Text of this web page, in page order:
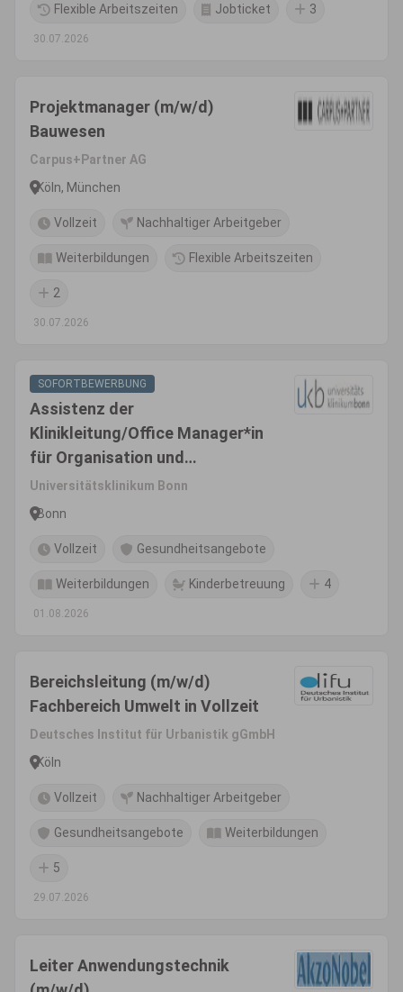
Flexible Arbeitszeiten Jobticket 3
30.07.2026
Projektmanager (m/w/d)
Bauwesen
Carpus+Partner AG
Köln, München
Vollzeit Nachhaltiger Arbeitgeber
Weiterbildungen Flexible Arbeitszeiten
2
30.07.2026
SOFORTBEWERBUNG
Assistenz der
Klinikleitung/Office Manager*in
für Organisation und
Digitalisierung (m/w/d)
Universitätsklinikum Bonn
Bonn
Vollzeit Gesundheitsangebote
Weiterbildungen Kinderbetreuung 4
01.08.2026
Bereichsleitung (m/w/d)
Fachbereich Umwelt in Vollzeit
Deutsches Institut für Urbanistik gGmbH
Köln
Vollzeit Nachhaltiger Arbeitgeber
Gesundheitsangebote Weiterbildungen
5
29.07.2026
Leiter Anwendungstechnik